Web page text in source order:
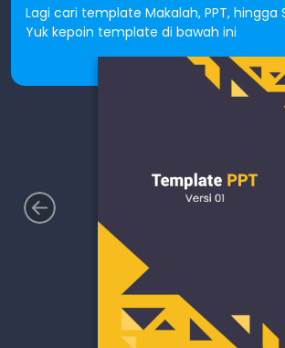
Lagi cari template Makalah, PPT, hingga
Yuk kepoin template di bawah ini